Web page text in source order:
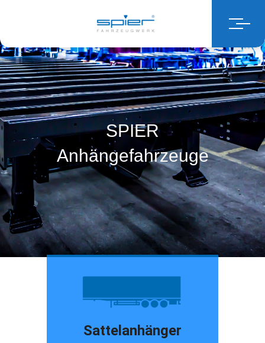
SPIER
Anhängefahrzeuge
Sattelanhänger